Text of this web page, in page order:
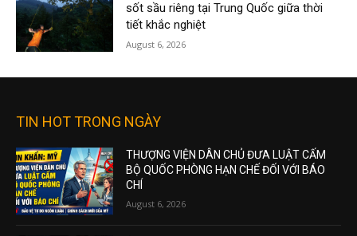
sốt sầu riêng tại Trung Quốc giữa thời
tiết khắc nghiệt
August 6, 2026
TIN HOT TRONG NGÀY
THƯỢNG VIỆN DÂN CHỦ ĐƯA LUẬT CẤM
BỘ QUỐC PHÒNG HẠN CHẾ ĐỐI VỚI BÁO
CHÍ
August 6, 2026